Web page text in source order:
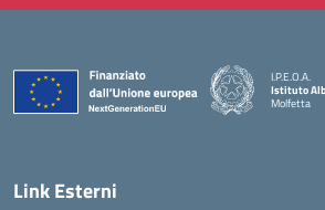
I.P.E.O.A.
Istituto
Molfetta
Link Esterni